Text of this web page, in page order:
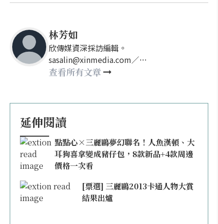
林芳如
欣傳媒資深採訪編輯。
sasalin@xinmedia.com／
happy21917@gmail.com
查看所有文章
延伸閱讀
點點心×三麗鷗夢幻聯名！人魚漢頓、大
耳狗喜拿變成豬仔包，8款新品+4款周邊
價格一次看
[票選] 三麗鷗2013卡通人物大賞
結果出爐